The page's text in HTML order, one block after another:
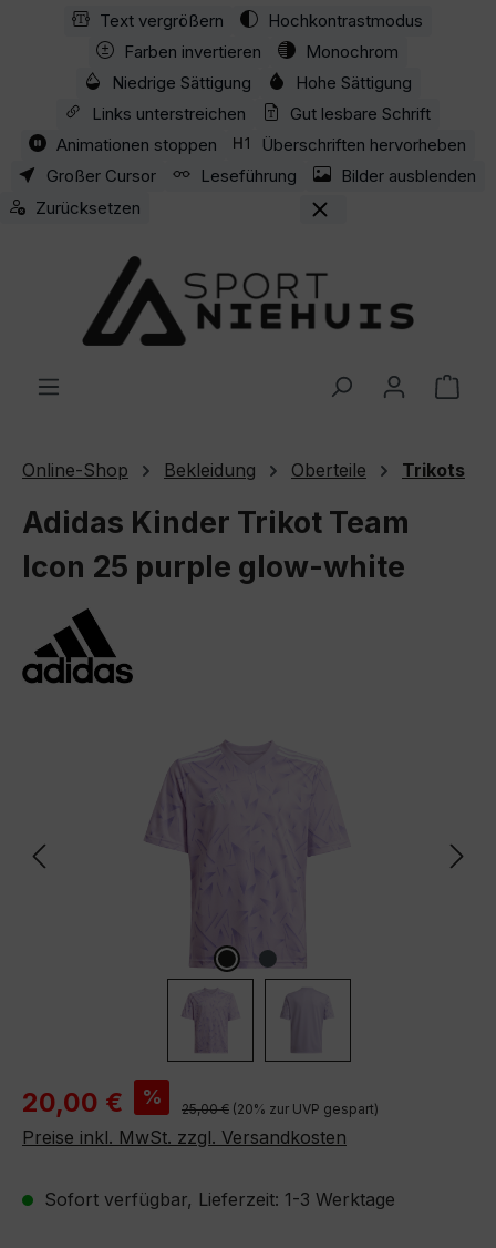
Zum Hauptinhalt springen
Text vergrößern
Hochkontrastmodus
Farben invertieren
Monochrom
Niedrige Sättigung
Hohe Sättigung
Links unterstreichen
Gut lesbare Schrift
Animationen stoppen
Überschriften hervorheben
Großer Cursor
Leseführung
Bilder ausblenden
Zurücksetzen
Online-Shop Bekleidung Oberteile Trikots
Adidas Kinder Trikot Team
Icon 25 purple glow-white
Bildergalerie überspringen
Verkaufspreis:
20,00 € % Regulärer Preis:
25,00 € (20% zur UVP gespart)
Preise inkl. MwSt. zzgl. Versandkosten
Sofort verfügbar, Lieferzeit: 1-3 Werktage